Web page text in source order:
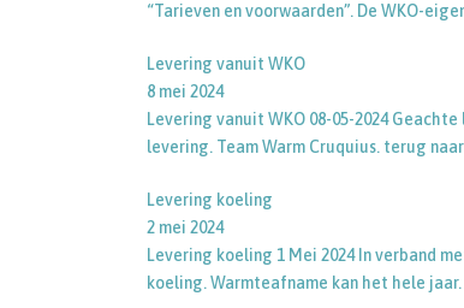
“Tarieven en voorwaarden”. De WKO-
Levering vanuit WKO
8 mei 2024
Levering vanuit WKO 08-05-2024
levering. Team Warm Cruquius. terug
Levering koeling
2 mei 2024
Levering koeling 1 Mei 2024 In verband
koeling. Warmteafname kan het hele